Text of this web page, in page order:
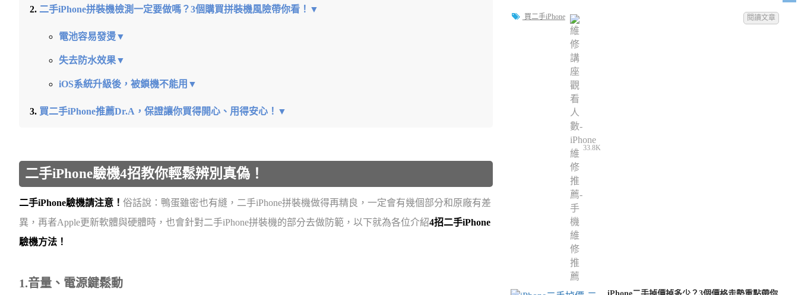
二手iPhone拼裝機檢測一定要做嗎？3個購買拼裝機風險帶你看！▼
電池容易發燙▼
失去防水效果▼
iOS系統升級後，被鎖機不能用▼
買二手iPhone推薦Dr.A，保證讓你買得開心、用得安心！▼
二手iPhone驗機4招教你輕鬆辨別真偽！
二手iPhone驗機請注意！ 俗話說：鴨蛋雖密也有縫，二手iPhone拼裝機做得再精良，一定會有幾個部分和原廠有差
異，再者Apple更新軟體與硬體時，也會針對二手iPhone拼裝機的部分去做防範，以下就為各位介紹4招二手iPhone
驗機方法！
1.音量、電源鍵鬆動
買二手iPhone
33.8K
閱讀文章